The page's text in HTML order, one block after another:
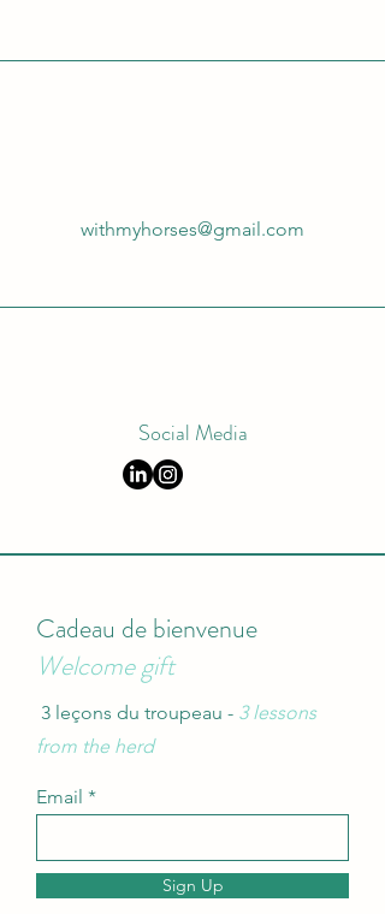
withmyhorses@gmail.com
Social Media
Cadeau de bienvenue
Welcome gift
3 leçons du troupeau - 3 lessons
from the herd
Email
Sign Up